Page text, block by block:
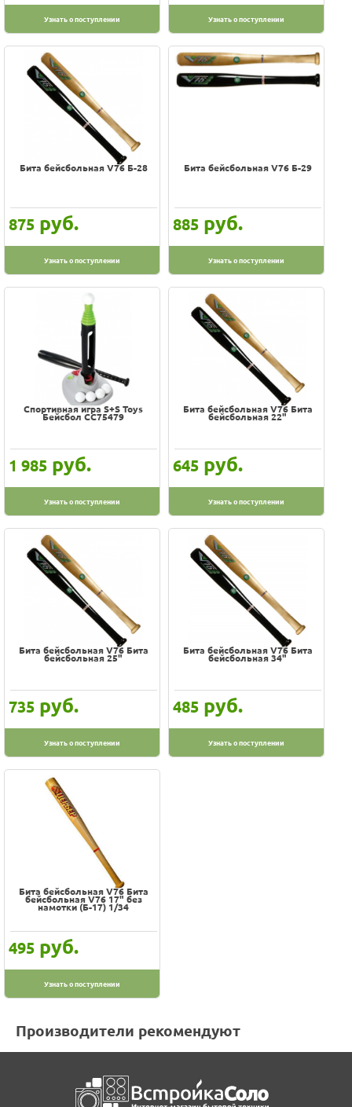
Узнать о поступлении Узнать о поступлении
Бита бейсбольная V76 Б-28
875 руб.
Узнать о поступлении
Бита бейсбольная V76 Б-29
885 руб.
Узнать о поступлении
Спортивная игра S+S Toys
Бейсбол СС75479
1 985 руб.
Узнать о поступлении
Бита бейсбольная V76 Бита
бейсбольная 22"
645 руб.
Узнать о поступлении
Бита бейсбольная V76 Бита
бейсбольная 25"
735 руб.
Узнать о поступлении
Бита бейсбольная V76 Бита
бейсбольная 34"
485 руб.
Узнать о поступлении
Бита бейсбольная V76 Бита
бейсбольная V76 17" без
намотки (Б-17) 1/34
495 руб.
Узнать о поступлении
Производители рекомендуют